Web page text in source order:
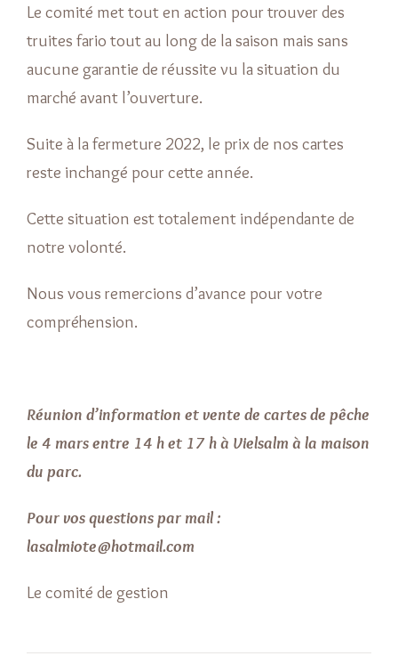
Le comité met tout en action pour trouver des
truites fario tout au long de la saison mais sans
aucune garantie de réussite vu la situation du
marché avant l’ouverture.
Suite à la fermeture 2022, le prix de nos cartes
reste inchangé pour cette année.
Cette situation est totalement indépendante de
notre volonté.
Nous vous remercions d’avance pour votre
compréhension.
Réunion d’information et vente de cartes de pêche
le 4 mars entre 14 h et 17 h à Vielsalm à la maison
du parc.
Pour vos questions par mail :
lasalmiote@hotmail.com
Le comité de gestion